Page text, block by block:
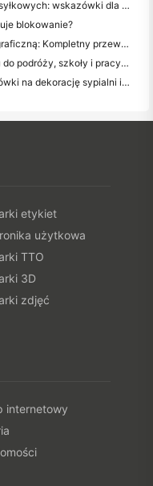
Pismo ręczne vs. drukowanie etykiet wysyłkowych: wskazówki dla małych firm w 2026 roku
blokowanie?
Jak wybrać kieszonkową drukarkę fotograficzną: Kompletny przewodnik dla użytkowników dziennikarstwa, podróży i iPhone'a
Najlepsza drukarka przenośna bez tuszu do podróży, szkoły i pracy mobilnej: Hanin MT620 Pro Review
Mini Photo Wall Layout Pomysły i wskazówki na dekorację sypialni i dormitorium
etykiet
użytkowa
TTO
3D
zdjęć
internetowy